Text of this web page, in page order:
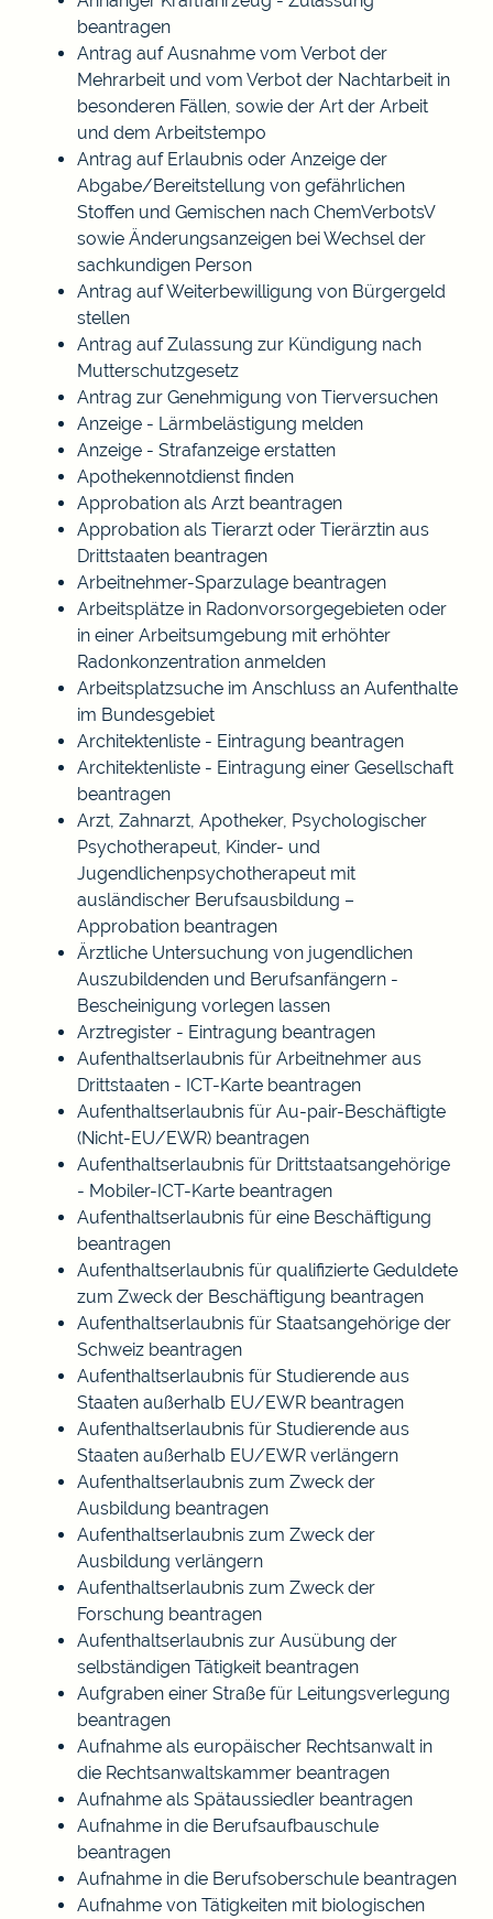
beantragen
Antrag auf Ausnahme vom Verbot der
Mehrarbeit und vom Verbot der Nachtarbeit in
besonderen Fällen, sowie der Art der Arbeit
und dem Arbeitstempo
Antrag auf Erlaubnis oder Anzeige der
Abgabe/Bereitstellung von gefährlichen
Stoffen und Gemischen nach ChemVerbotsV
sowie Änderungsanzeigen bei Wechsel der
sachkundigen Person
Antrag auf Weiterbewilligung von Bürgergeld
stellen
Antrag auf Zulassung zur Kündigung nach
Mutterschutzgesetz
Antrag zur Genehmigung von Tierversuchen
Anzeige - Lärmbelästigung melden
Anzeige - Strafanzeige erstatten
Apothekennotdienst finden
Approbation als Arzt beantragen
Approbation als Tierarzt oder Tierärztin aus
Drittstaaten beantragen
Arbeitnehmer-Sparzulage beantragen
Arbeitsplätze in Radonvorsorgegebieten oder
in einer Arbeitsumgebung mit erhöhter
Radonkonzentration anmelden
Arbeitsplatzsuche im Anschluss an Aufenthalte
im Bundesgebiet
Architektenliste - Eintragung beantragen
Architektenliste - Eintragung einer Gesellschaft
beantragen
Arzt, Zahnarzt, Apotheker, Psychologischer
Psychotherapeut, Kinder- und
Jugendlichenpsychotherapeut mit
ausländischer Berufsausbildung –
Approbation beantragen
Ärztliche Untersuchung von jugendlichen
Auszubildenden und Berufsanfängern -
Bescheinigung vorlegen lassen
Arztregister - Eintragung beantragen
Aufenthaltserlaubnis für Arbeitnehmer aus
Drittstaaten - ICT-Karte beantragen
Aufenthaltserlaubnis für Au-pair-Beschäftigte
(Nicht-EU/EWR) beantragen
Aufenthaltserlaubnis für Drittstaatsangehörige
- Mobiler-ICT-Karte beantragen
Aufenthaltserlaubnis für eine Beschäftigung
beantragen
Aufenthaltserlaubnis für qualifizierte Geduldete
zum Zweck der Beschäftigung beantragen
Aufenthaltserlaubnis für Staatsangehörige der
Schweiz beantragen
Aufenthaltserlaubnis für Studierende aus
Staaten außerhalb EU/EWR beantragen
Aufenthaltserlaubnis für Studierende aus
Staaten außerhalb EU/EWR verlängern
Aufenthaltserlaubnis zum Zweck der
Ausbildung beantragen
Aufenthaltserlaubnis zum Zweck der
Ausbildung verlängern
Aufenthaltserlaubnis zum Zweck der
Forschung beantragen
Aufenthaltserlaubnis zur Ausübung der
selbständigen Tätigkeit beantragen
Aufgraben einer Straße für Leitungsverlegung
beantragen
Aufnahme als europäischer Rechtsanwalt in
die Rechtsanwaltskammer beantragen
Aufnahme als Spätaussiedler beantragen
Aufnahme in die Berufsaufbauschule
beantragen
Aufnahme in die Berufsoberschule beantragen
Aufnahme von Tätigkeiten mit biologischen